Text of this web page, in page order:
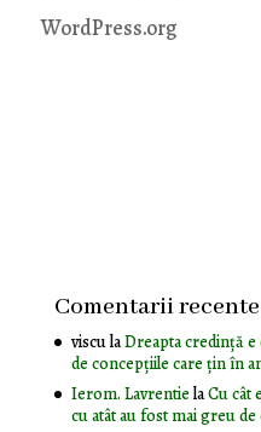
WordPress.org
Comentarii recente
visculaDreapta credință
de concepțiile care țin în
Ierom. LavrentielaCu cât
cu atât au fost mai greu